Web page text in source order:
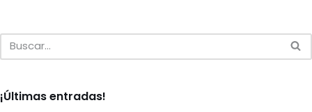
¡Últimas entradas!